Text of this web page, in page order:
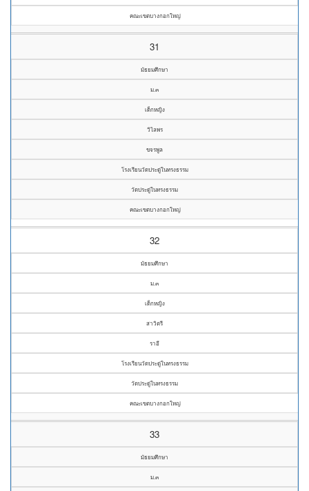
คณะเขตบางกอกใหญ่
31
มัธยมศึกษา
ม.๓
เด็กหญิง
วิไลพร
ขจรพูล
โรงเรียนวัดประดู่ในทรงธรรม
วัดประดู่ในทรงธรรม
คณะเขตบางกอกใหญ่
32
มัธยมศึกษา
ม.๓
เด็กหญิง
สาวิตรี
ราอี
โรงเรียนวัดประดู่ในทรงธรรม
วัดประดู่ในทรงธรรม
คณะเขตบางกอกใหญ่
33
มัธยมศึกษา
ม.๓